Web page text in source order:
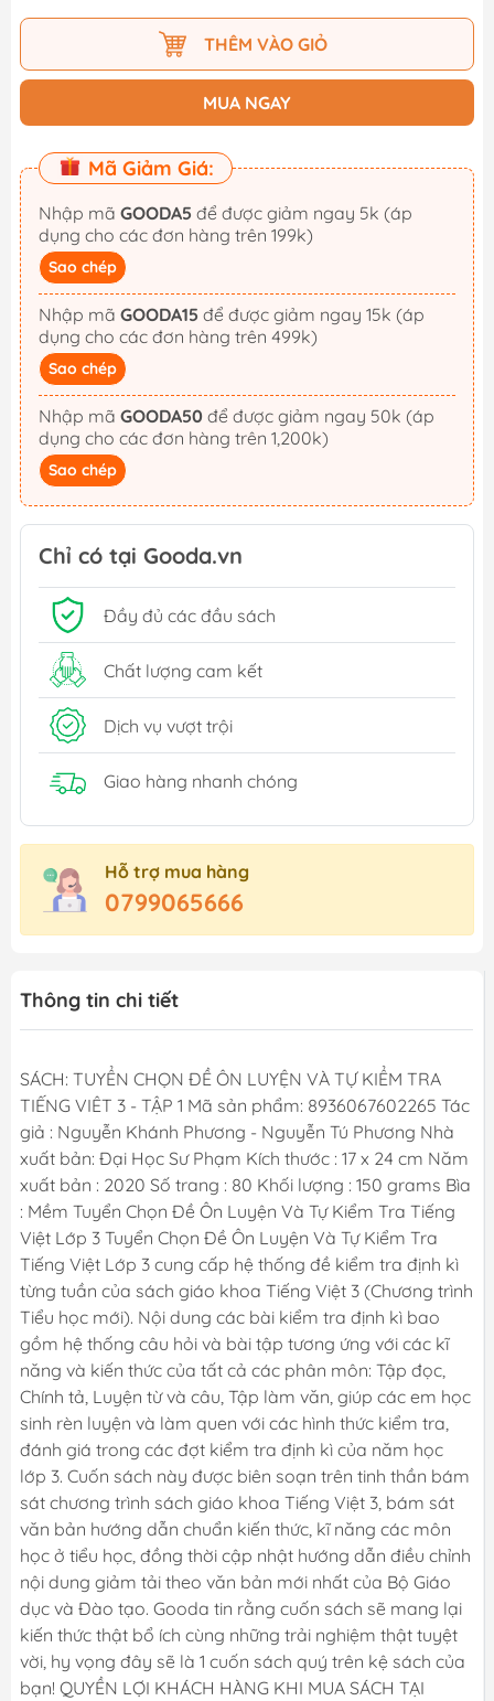
THÊM VÀO GIỎ
MUA NGAY
Mã Giảm Giá:
Nhập mã GOODA5
dụng cho các đơn hàng trên 199k)
Sao chép
Nhập mã GOODA15
dụng cho các đơn hàng trên 499k)
Sao chép
Nhập mã GOODA50
dụng cho các đơn hàng trên 1,200k)
Sao chép
Chỉ có tại Gooda.vn
Đầy đủ các đầu sách
Chất lượng cam kết
Dịch vụ vượt trội
Giao hàng nhanh chóng
Hỗ trợ mua hàng
0799065666
Thông tin chi tiết
SÁCH: TUYỂN CHỌN ĐỀ ÔN LUYỆN VÀ TỰ KIỂM TRA
TIẾNG VIÊT 3 - TẬP 1 Mã sản phẩm: 8936067602265 Tác
giả : Nguyễn Khánh Phương - Nguyễn Tú Phương Nhà
xuất bản: Đại Học Sư Phạm Kích thước : 17 x 24 cm Năm
xuất bản : 2020 Số trang : 80 Khối lượng : 150 grams Bìa
: Mềm Tuyển Chọn Đề Ôn Luyện Và Tự Kiểm Tra Tiếng
Việt Lớp 3 Tuyển Chọn Đề Ôn Luyện Và Tự Kiểm Tra
Tiếng Việt Lớp 3 cung cấp hệ thống đề kiểm tra định kì
từng tuần của sách giáo khoa Tiếng Việt 3 (Chương trình
Tiểu học mới). Nội dung các bài kiểm tra định kì bao
gồm hệ thống câu hỏi và bài tập tương ứng với các kĩ
năng và kiến thức của tất cả các phân môn: Tập đọc,
Chính tả, Luyện từ và câu, Tập làm văn, giúp các em học
sinh rèn luyện và làm quen với các hình thức kiểm tra,
đánh giá trong các đợt kiểm tra định kì của năm học
lớp 3. Cuốn sách này được biên soạn trên tinh thần bám
sát chương trình sách giáo khoa Tiếng Việt 3, bám sát
văn bản hướng dẫn chuẩn kiến thức, kĩ năng các môn
học ở tiểu học, đồng thời cập nhật hướng dẫn điều chỉnh
nội dung giảm tải theo văn bản mới nhất của Bộ Giáo
dục và Đào tạo. Gooda tin rằng cuốn sách sẽ mang lại
kiến thức thật bổ ích cùng những trải nghiệm thật tuyệt
vời, hy vọng đây sẽ là 1 cuốn sách quý trên kệ sách của
bạn! QUYỀN LỢI KHÁCH HÀNG KHI MUA SÁCH TẠI